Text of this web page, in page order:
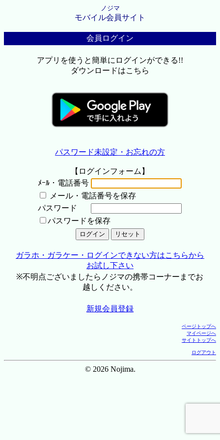
ノジマ
モバイル会員サイト
会員ログイン
アプリを使うと簡単にログインができる!!
ダウンロードはこちら
パスワード未設定・お忘れの方
【ログインフォーム】
ﾒｰﾙ・電話番号
メール・電話番号を保存
パスワード
パスワードを保存
ガラホ・ガラケー・ログインできない方はこちらから
お試し下さい
※不明点ございましたらノジマの携帯コーナーまでお
越しください。
新規会員登録
ページトップへ
マイページへ
サイトトップへ
ログアウト
© 2026 Nojima.